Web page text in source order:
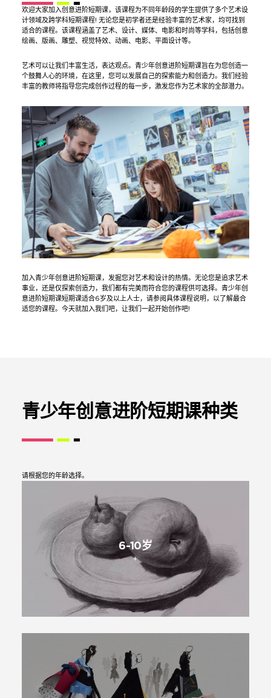
欢迎大家加入创意进阶短期课，该课程为不同年龄段的学生提供了多个艺术设
计领域及跨学科短期课程! 无论您是初学者还是经验丰富的艺术家，均可找到
适合的课程。该课程涵盖了艺术、设计、媒体、电影和时尚等学科，包括创意
绘画、版画、雕塑、视觉特效、动画、电影、平面设计等。
艺术可以让我们丰富生活，表达观点。青少年创意进阶短期课旨在为您创造一
个鼓舞人心的环境，在这里，您可以发展自己的探索能力和创造力。我们经验
丰富的教师将指导您完成创作过程的每一步，激发您作为艺术家的全部潜力。
加入青少年创意进阶短期课，发掘您对艺术和设计的热情。无论您是追求艺术
事业，还是仅探索创造力，我们都有完美而符合您的课程供可选择。青少年创
意进阶短期课短期课适合6岁及以上人士，请参阅具体课程说明，以了解最合
适您的课程。今天就加入我们吧，让我们一起开始创作吧!
青少年创意进阶短期课种类
请根据您的年龄选择。
6-10岁
+